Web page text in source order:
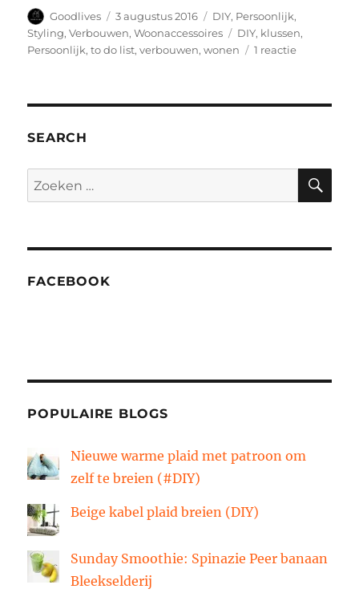
Auteur
Goodlives
Geplaatst
op
3 augustus 2016 Categorieën
DIY, Persoonlijk,
Styling,Verbouwen,Woonaccessoires Tags
DIY, klussen,
Persoonlijk,to do list,verbouwen,wonen 1 reactieop
update
van
juli
SEARCH
Zoeken
naar:
FACEBOOK
POPULAIRE BLOGS
Nieuwe warme plaid met patroon om
zelf te breien (#DIY)
Beige kabel plaid breien (DIY)
Sunday Smoothie: Spinazie Peer banaan
Bleekselderij